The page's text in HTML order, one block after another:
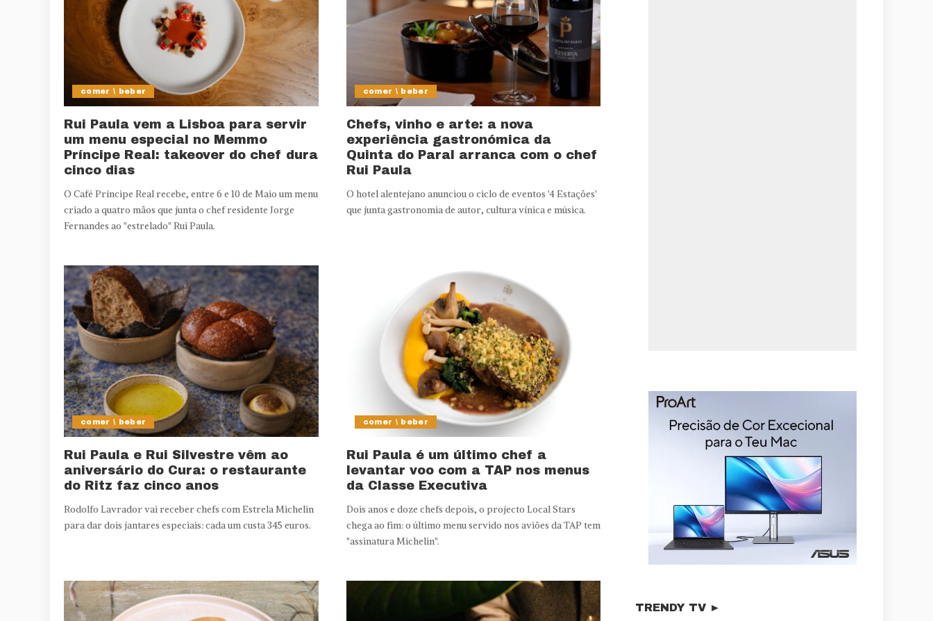
comer \ beber
Rui Paula vem a Lisboa para servir
um menu especial no Memmo
Príncipe Real: takeover do chef dura
cinco dias
O Café Príncipe Real recebe, entre 6 e 10 de Maio um menu
criado a quatro mãos que junta o chef residente Jorge
Fernandes ao "estrelado" Rui Paula.
comer \ beber
Chefs, vinho e arte: a nova
experiência gastronómica da
Quinta do Paral arranca com o chef
Rui Paula
O hotel alentejano anunciou o ciclo de eventos '4 Estações'
que junta gastronomia de autor, cultura vínica e música.
comer \ beber
Rui Paula e Rui Silvestre vêm ao
aniversário do Cura: o restaurante
do Ritz faz cinco anos
Rodolfo Lavrador vai receber chefs com Estrela Michelin
para dar dois jantares especiais: cada um custa 345 euros.
comer \ beber
Rui Paula é um último chef a
levantar voo com a TAP nos menus
da Classe Executiva
Dois anos e doze chefs depois, o projecto Local Stars
chega ao fim: o último menu servido nos aviões da TAP tem
"assinatura Michelin".
TRENDY TV ►